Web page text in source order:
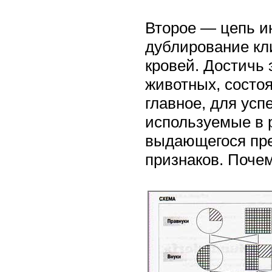
Второе — цепь
дублирование
кровей. Достичь
животных,
главное, для
используемые в
выдающегося
признаков.